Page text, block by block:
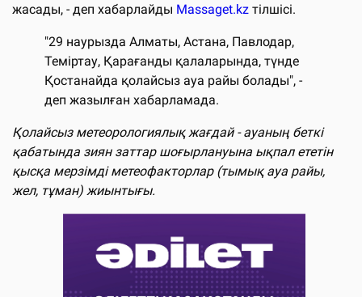
жасады, - деп хабарлайды Massaget.kz тілшісі.
"29 наурызда Алматы, Астана, Павлодар,
Теміртау, Қарағанды қалаларында, түнде
Қостанайда қолайсыз ауа райы болады", -
деп жазылған хабарламада.
Қолайсыз метеорологиялық жағдай - ауаның беткі
қабатында зиян заттар шоғырлануына ықпал ететін
қысқа мерзімді метеофакторлар (тымық ауа райы,
жел, тұман) жиынтығы.